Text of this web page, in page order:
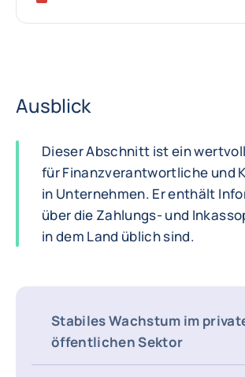
Ausblick
Dieser Abschnitt ist ein
für Finanzverantwortliche und
in Unternehmen. Er enthält
über die Zahlungs- und
in dem Land üblich sind.
Stabiles Wachstum im
öffentlichen Sektor